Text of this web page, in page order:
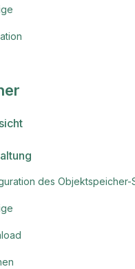
des Objektspeicher-